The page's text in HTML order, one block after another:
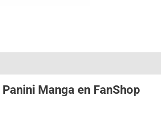
Panini Manga en FanShop